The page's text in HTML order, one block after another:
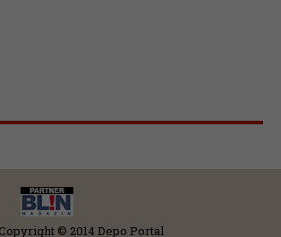
Copyright © 2014 Depo Portal